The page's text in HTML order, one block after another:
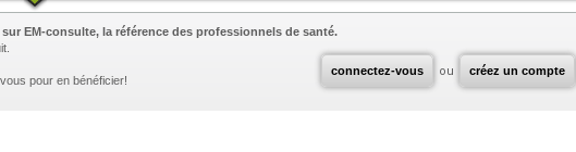
connectez-vous ou créez un compte
EM-consulte, la référence des professionnels de santé.
pour en bénéficier!